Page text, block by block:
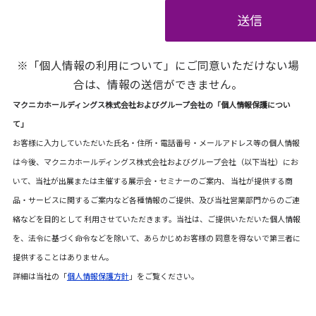
送信
※「個人情報の利用について」にご同意いただけない場
合は、情報の送信ができません。
マクニカホールディングス株式会社およびグループ会社の「個人情報保護につい
て」
お客様に入力していただいた氏名・住所・電話番号・メールアドレス等の個人情報
は今後、マクニカホールディングス株式会社およびグループ会社（以下当社）にお
いて、当社が出展または主催する展示会・セミナーのご案内、 当社が提供する商
品・サービスに関するご案内など各種情報のご提供、及び当社営業部門からのご連
絡などを目的として 利用させていただきます。当社は、ご提供いただいた個人情報
を、法令に基づく命令などを除いて、あらかじめお客様の 同意を得ないで第三者に
提供することはありません。
詳細は当社の「個人情報保護方針」をご覧ください。